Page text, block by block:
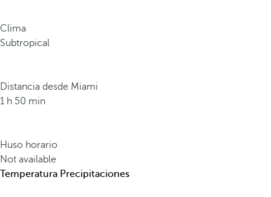
Clima
Subtropical
Distancia desde Miami
1 h 50 min
Huso horario
Not available
Temperatura Precipitaciones